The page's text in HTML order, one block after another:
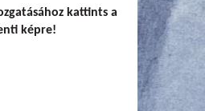
kattints a
képre!